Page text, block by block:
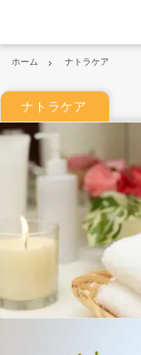
ホーム ナトラケア
ナトラケア